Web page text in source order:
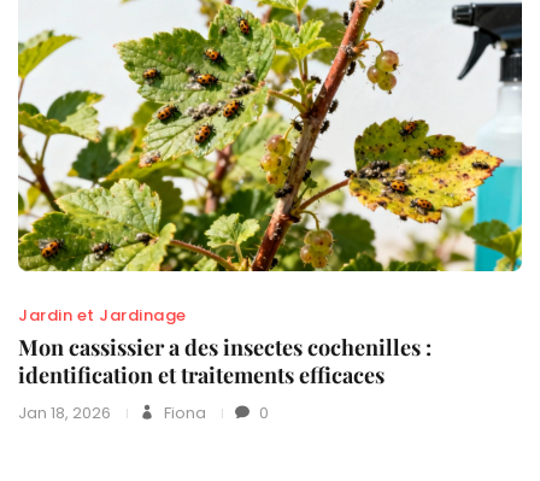
Jardin et Jardinage
Mon cassissier a des insectes cochenilles :
identification et traitements efficaces
Jan 18, 2026 Fiona 0